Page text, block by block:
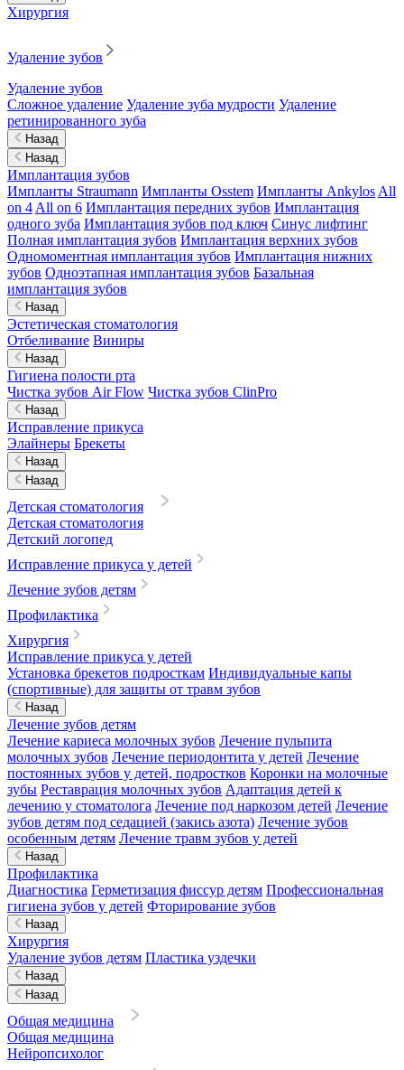
Хирургия
Удаление зубов
Удаление зубов
Сложное удаление Удаление зуба мудрости Удаление
ретинированного зуба
Назад
Назад
Имплантация зубов
Импланты Straumann Импланты Osstem Импланты Ankylos All
on 4 All on 6 Имплантация передних зубов Имплантация
одного зуба Имплантация зубов под ключ Синус лифтинг
Полная имплантация зубов Имплантация верхних зубов
Одномоментная имплантация зубов Имплантация нижних
зубов Одноэтапная имплантация зубов Базальная
имплантация зубов
Назад
Эстетическая стоматология
Отбеливание Виниры
Назад
Гигиена полости рта
Чистка зубов Air Flow Чистка зубов ClinPro
Назад
Исправление прикуса
Элайнеры Брекеты
Назад
Назад
Детская стоматология
Детская стоматология
Детский логопед
Исправление прикуса у детей
Лечение зубов детям
Профилактика
Хирургия
Исправление прикуса у детей
Установка брекетов подросткам Индивидуальные капы
(спортивные) для защиты от травм зубов
Назад
Лечение зубов детям
Лечение кариеса молочных зубов Лечение пульпита
молочных зубов Лечение периодонтита у детей Лечение
постоянных зубов у детей, подростков Коронки на молочные
зубы Реставрация молочных зубов Адаптация детей к
лечению у стоматолога Лечение под наркозом детей Лечение
зубов детям под седацией (закись азота) Лечение зубов
особенным детям Лечение травм зубов у детей
Назад
Профилактика
Диагностика Герметизация фиссур детям Профессиональная
гигиена зубов у детей Фторирование зубов
Назад
Хирургия
Удаление зубов детям Пластика уздечки
Назад
Назад
Общая медицина
Общая медицина
Нейропсихолог